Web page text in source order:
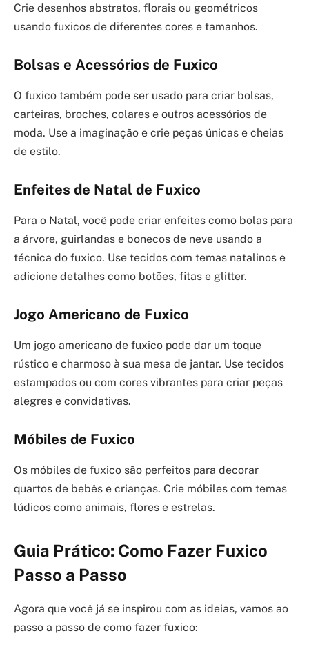
Crie desenhos abstratos, florais ou geométricos
usando fuxicos de diferentes cores e tamanhos.
Bolsas e Acessórios de Fuxico
O fuxico também pode ser usado para criar bolsas,
carteiras, broches, colares e outros acessórios de
moda. Use a imaginação e crie peças únicas e cheias
de estilo.
Enfeites de Natal de Fuxico
Para o Natal, você pode criar enfeites como bolas para
a árvore, guirlandas e bonecos de neve usando a
técnica do fuxico. Use tecidos com temas natalinos e
adicione detalhes como botões, fitas e glitter.
Jogo Americano de Fuxico
Um jogo americano de fuxico pode dar um toque
rústico e charmoso à sua mesa de jantar. Use tecidos
estampados ou com cores vibrantes para criar peças
alegres e convidativas.
Móbiles de Fuxico
Os móbiles de fuxico são perfeitos para decorar
quartos de bebês e crianças. Crie móbiles com temas
lúdicos como animais, flores e estrelas.
Guia Prático: Como Fazer Fuxico
Passo a Passo
Agora que você já se inspirou com as ideias, vamos ao
passo a passo de como fazer fuxico: